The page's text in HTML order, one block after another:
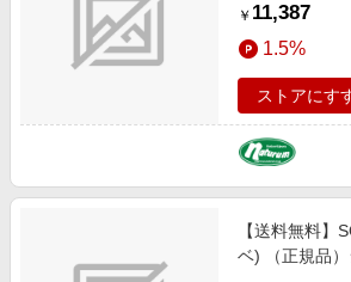
イヤ サイクル
８Ｃ トランス
ＴＯ：２８-６
11654217
￥ 11,387
1.5%
ストアにす
【送料無料】
ベ) （正規品）